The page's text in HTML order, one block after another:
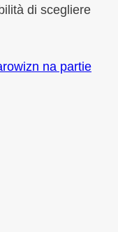
di scegliere